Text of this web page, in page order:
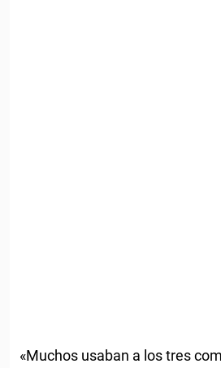
«Muchos usaban a los tres